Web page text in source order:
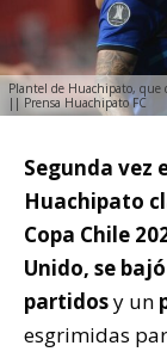
Plantel de Huachipato, que
|| Prensa Huachipato FC
Segunda vez
Huachipato
Copa Chile
Unido, se
partidosy un
esgrimidas